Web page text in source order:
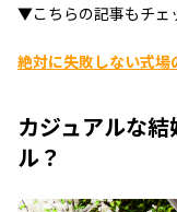
▼こちらの記事もチェ
絶対に失敗しない式場
カジュアルな
ル？